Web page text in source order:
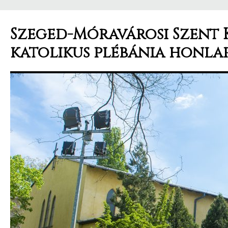
Szeged-Móravárosi Szent
katolikus plébánia